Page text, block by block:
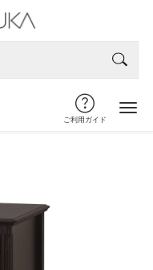
ご利用ガイド